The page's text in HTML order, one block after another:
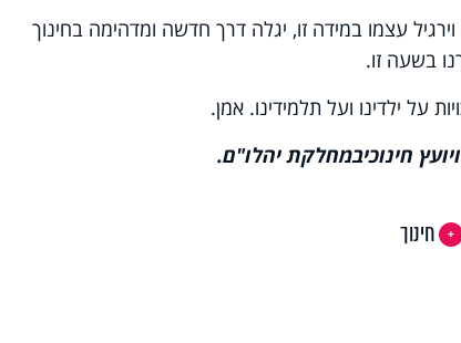
עצמו במידה זו, יגלה דרך חדשה ומדהימה בחינוך
בשעה זו.
על ילדינו ועל תלמידינו. אמן.
חינוכיבמחלקת יהלו"ם.
חינוך